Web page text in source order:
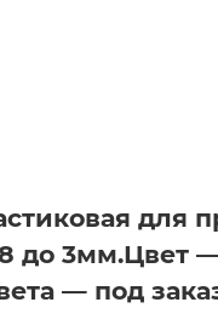
для
до 3мм.Цвет
— под